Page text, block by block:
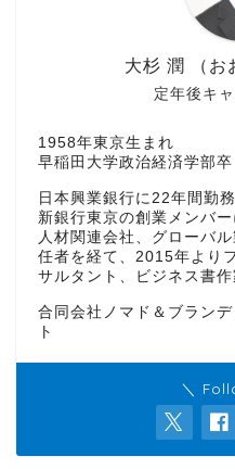
定年後キ
大杉 潤 （お
1958年東京生まれ
早稲田大学政治経済学部卒
日本興業銀行に22年間勤
新銀行東京の創業メンバー
人材関連会社、グローバ
任者を経て、2015年より
サルタント、ビジネス書作
合同会社ノマド＆ブラン
ト
＼